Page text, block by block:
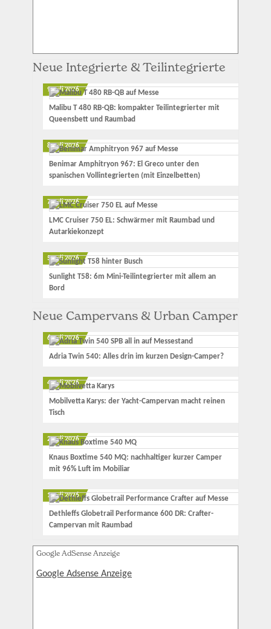
Neue Integrierte & Teilintegrierte
9. Juli 2026
Malibu T 480 RB-QB: kompakter Teilintegrierter mit
Queensbett und Raumbad
8. Juli 2026
Benimar Amphitryon 967: El Greco unter den
spanischen Vollintegrierten (mit Einzelbetten)
7. Juli 2026
LMC Cruiser 750 EL: Schwärmer mit Raumbad und
Autarkiekonzept
5. Juli 2026
Sunlight T58: 6m Mini-Teilintegrierter mit allem an
Bord
Neue Campervans & Urban Camper
6. Juli 2026
Adria Twin 540: Alles drin im kurzen Design-Camper?
4. Juli 2026
Mobilvetta Karys: der Yacht-Campervan macht reinen
Tisch
2. Juli 2026
Knaus Boxtime 540 MQ: nachhaltiger kurzer Camper
mit 96% Luft im Mobiliar
1. Juli 2026
Dethleffs Globetrail Performance 600 DR: Crafter-
Campervan mit Raumbad
Google AdSense Anzeige
Google Adsense Anzeige